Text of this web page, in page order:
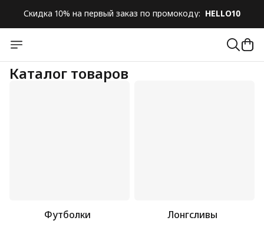
Скидка 10% на первый заказ по промокоду: HELLO10
HELLO10
Каталог товаров
Футболки Лонгсливы